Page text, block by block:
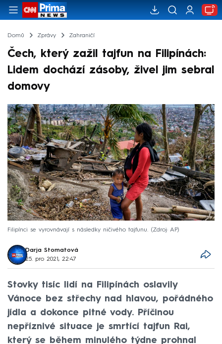
Domů Zprávy Zahraničí
Čech, který zažil tajfun na Filipínách:
Lidem dochází zásoby, živel jim sebral
domovy
Filipínci se vyrovnávají s následky ničivého tajfunu. Zdroj: AP
Darja Stomatová
25. pro 2021, 22:47
Stovky tisíc lidí na Filipínách oslavily
Vánoce bez střechy nad hlavou, pořádného
jídla a dokonce pitné vody. Příčinou
nepříznivé situace je smrtící tajfun Rai,
který se během minulého týdne prohnal